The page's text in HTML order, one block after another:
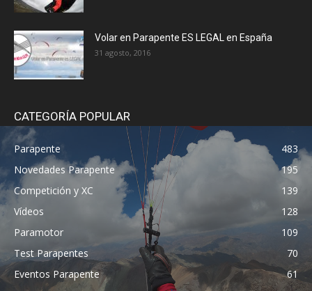
Volar en Parapente ES LEGAL en España
31 agosto, 2016
CATEGORÍA POPULAR
Parapente
483
Novedades Parapente
195
Competición y XC
139
Vídeos
128
Paramotor
109
Test Parapentes
70
Eventos Parapente
61